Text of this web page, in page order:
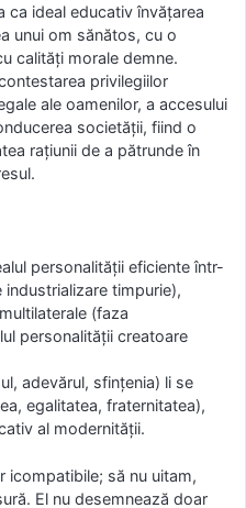
ca ideal educativ învățarea
unui om sănătos, cu o
calități morale demne.
privilegiilor
ale oamenilor, a accesului
societății, fiind o
rațiunii de a pătrunde în
personalității eficiente într-
timpurie),
(faza
personalității creatoare
adevărul, sfințenia) li se
egalitatea, fraternitatea),
al modernității.
icompatibile; să nu uitam,
El nu desemnează doar